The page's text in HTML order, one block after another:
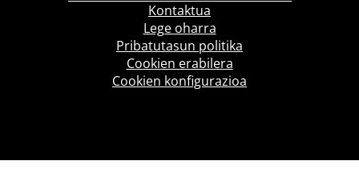
Kontaktua
Lege oharra
Pribatutasun politika
Cookien erabilera
Cookien konfigurazioa